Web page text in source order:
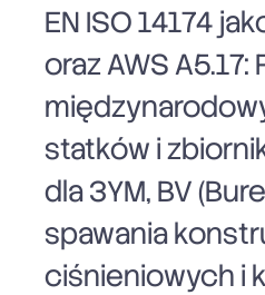
EN ISO 14174
oraz AWS
statków i
dla 3YM, BV
spawania
ciśnieniowych i